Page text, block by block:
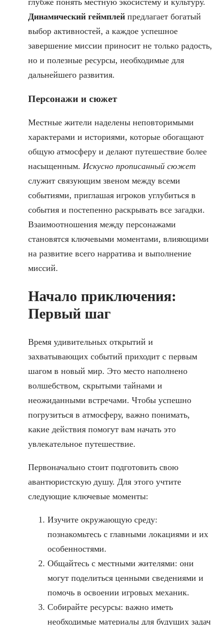
глубже понять местную экосистему и культуру.
Динамический геймплей предлагает богатый
выбор активностей, а каждое успешное
завершение миссии приносит не только радость,
но и полезные ресурсы, необходимые для
дальнейшего развития.
Персонажи и сюжет
Местные жители наделены неповторимыми
характерами и историями, которые обогащают
общую атмосферу и делают путешествие более
насыщенным. Искусно прописанный сюжет
служит связующим звеном между всеми
событиями, приглашая игроков углубиться в
события и постепенно раскрывать все загадки.
Взаимоотношения между персонажами
становятся ключевыми моментами, влияющими
на развитие всего нарратива и выполнение
миссий.
Начало приключения:
Первый шаг
Время удивительных открытий и
захватывающих событий приходит с первым
шагом в новый мир. Это место наполнено
волшебством, скрытыми тайнами и
неожиданными встречами. Чтобы успешно
погрузиться в атмосферу, важно понимать,
какие действия помогут вам начать это
увлекательное путешествие.
Первоначально стоит подготовить свою
авантюристскую душу. Для этого учтите
следующие ключевые моменты:
Изучите окружающую среду:
познакомьтесь с главными локациями и их
особенностями.
Общайтесь с местными жителями: они
могут поделиться ценными сведениями и
помочь в освоении игровых механик.
Собирайте ресурсы: важно иметь
необходимые материалы для будущих задач